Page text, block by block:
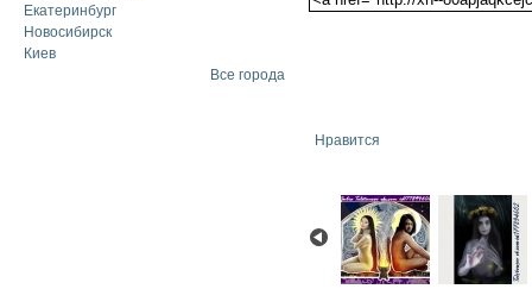
Екатеринбург
Новосибирск
Киев
Все города
Нравится